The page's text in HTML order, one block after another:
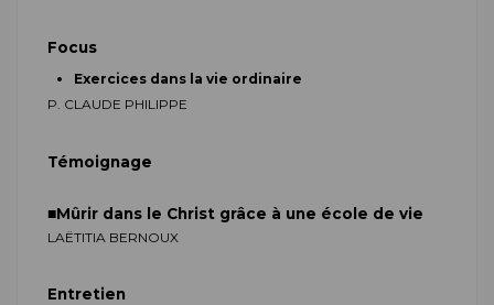
Focus
Exercices dans la vie ordinaire
P. CLAUDE PHILIPPE
Témoignage
■Mûrir dans le Christ grâce à une école de vie
LAËTITIA BERNOUX
Entretien